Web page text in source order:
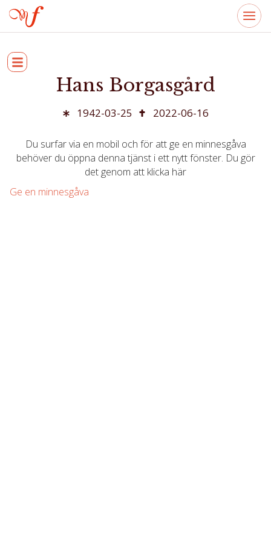
Hans Borgasgård
1942-03-25 2022-06-16
Du surfar via en mobil och för att ge en minnesgåva
behöver du öppna denna tjänst i ett nytt fönster. Du gör
det genom att klicka här
Ge en minnesgåva